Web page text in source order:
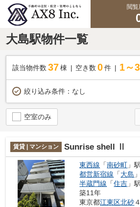
閲覧
大島駅物件一覧
該当物件数 37棟 空き数 0 件 1～
絞り込み条件： なし
空室のみ
賃貸 | マンション Sunrise shell Ⅱ
東西線 「南砂町 」
都営新宿線 「大島
半蔵門線 「住吉 」
築11年
東京都江東区北砂